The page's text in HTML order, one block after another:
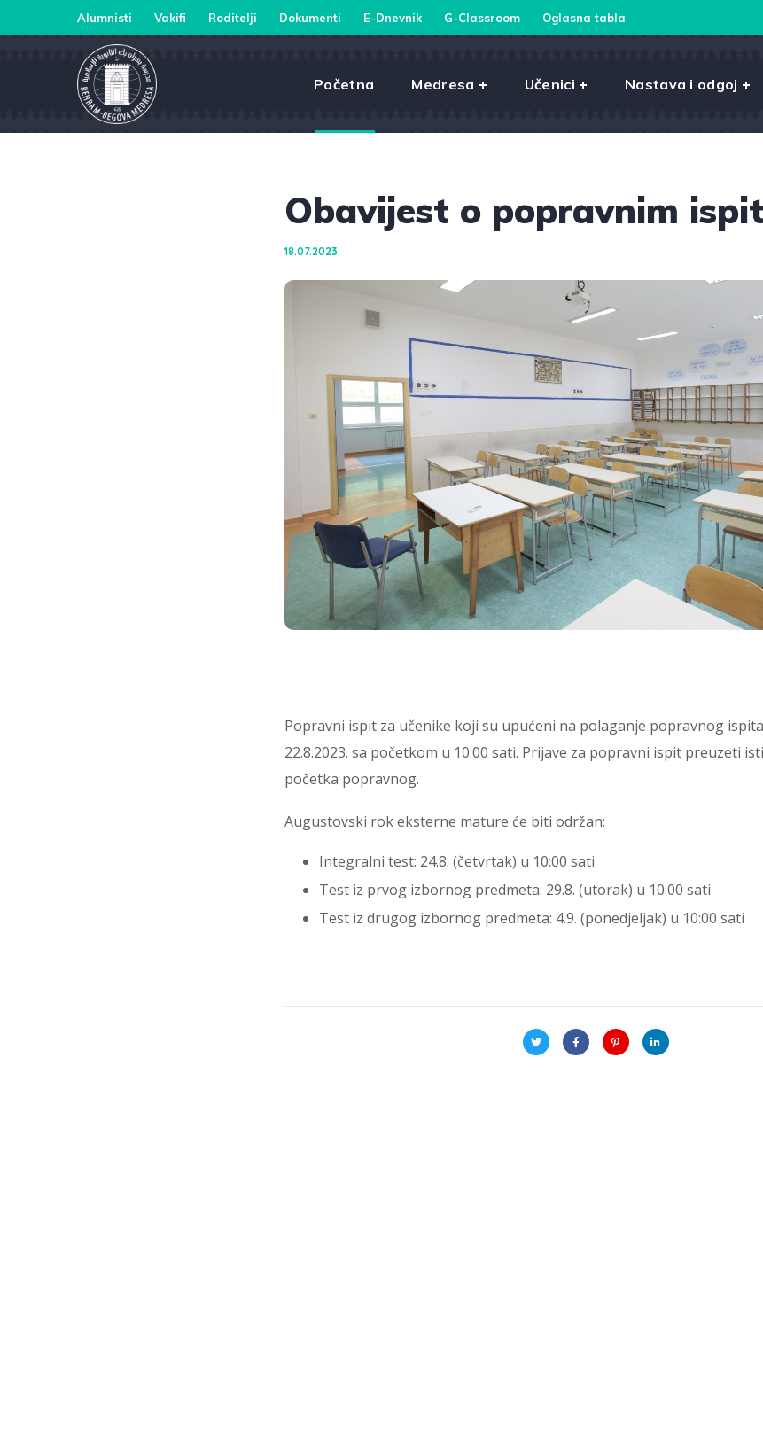
Alumnisti Vakifi Roditelji Dokumenti E-Dnevnik G-Classroom Oglasna tabla
Početna Medresa Učenici Nastava i odgoj
Obavijest o popravnim
18.07.2023.
Popravni ispit za učenike koji su upućeni na polaganje popravnog
22.8.2023. sa početkom u 10:00 sati. Prijave za popravni ispit preuzeti
početka popravnog.
Augustovski rok eksterne mature će biti održan:
Integralni test: 24.8. (četvrtak) u 10:00 sati
Test iz prvog izbornog predmeta: 29.8. (utorak) u 10:00 sati
Test iz drugog izbornog predmeta: 4.9. (ponedjeljak) u 10:00 sati